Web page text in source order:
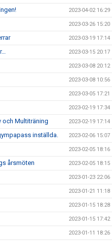
2023-04-02 16:29
2023-03-26 15:20
2023-03-19 17:14
2023-03-15 20:17
2023-03-08 20:12
2023-03-08 10:56
2023-03-05 17:21
2023-02-19 17:34
och Multiträning 2023-02-19 17:14
inställda. 2023-02-06 15:07
2023-02-05 18:16
årsmöten 2023-02-05 18:15
2023-01-23 22:06
2023-01-21 11:18
2023-01-15 18:28
2023-01-15 17:42
2023-01-11 18:26